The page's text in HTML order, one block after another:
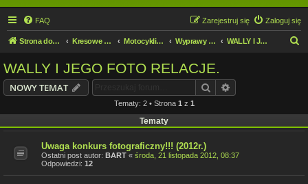
FAQ Zaloguj się
Zarejestruj się
Strona domowa Kresowe forum motocyklowe Motocykliści i Motocyklistki Wyprawy motocyklowe WALLY I JEGO FOTO RELACJE.
WALLY I JEGO FOTO RELACJE.
NOWY TEMAT Szukaj
Tematy: 2 • Strona 1 z 1
Tematy
Uwaga konkurs fotograficzny!!! (2012r.)
Ostatni post autor: BART « środa, 21 listopada 2012, 08:37
Odpowiedzi: 12